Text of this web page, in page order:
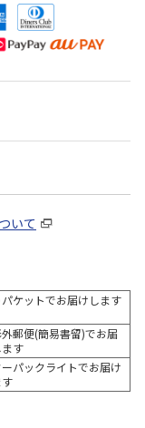
いて
パケットでお届けします
郵便(簡易書留)でお届
す
ーパックライトでお届け
す